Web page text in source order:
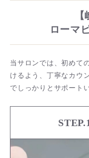
ローマ
当サロンでは、初めて
けるよう、丁寧なカウ
でしっかりとサポート
STEP.1